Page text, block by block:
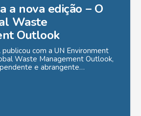
a nova edição – O
Waste
Outlook
com a UN Environment
Waste Management Outlook,
e abrangente…